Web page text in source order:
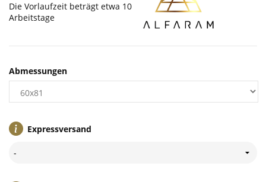
Die Vorlaufzeit beträgt etwa 10
Arbeitstage
Expressversand
-
Abmessungen